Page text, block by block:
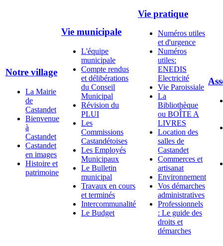
Notre village
La Mairie
de
Castandet
Bienvenue
à
Castandet
Castandet
en images
Histoire et
patrimoine
Vie municipale
L'équipe
municipale
Compte rendus
et délibérations
du Conseil
Municipal
Révision du
PLUI
Les
Commissions
Castandétoises
Les Employés
Municipaux
Le Bulletin
municipal
Travaux en cours
et terminés
Intercommunalité
Le Budget
Vie pratique
Numéros utiles
et d'urgence
Numéros
utiles:
ENEDIS
Electricité
Vie Paroissiale
La
Bibliothèque
ou BOÎTE A
LIVRES
Location des
salles de
Castandet
Commerces et
artisanat
Environnement
Vos démarches
administratives
Professionnels
: Le guide des
droits et
démarches